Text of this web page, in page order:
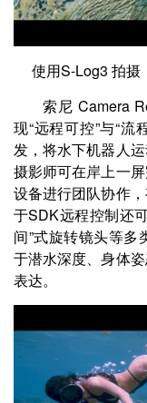
使用S-Log3 拍摄
索尼 Camera
现“远程可控”与“
发，将水下机器人
摄影师可在岸上一
设备进行团队协作
于SDK远程控制还
间”式旋转镜头等
于潜水深度、身体
表达。